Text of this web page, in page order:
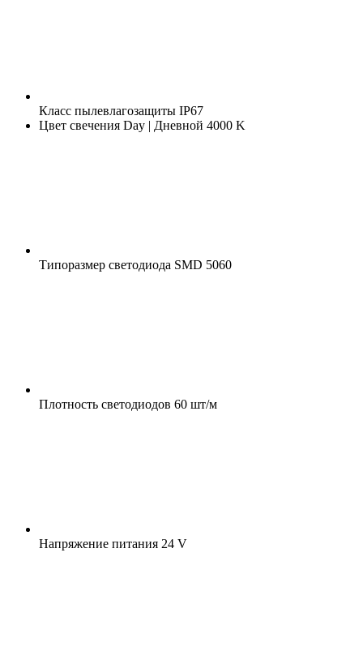
Класс пылевлагозащиты IP67
Цвет свечения Day | Дневной 4000 K
Типоразмер светодиода SMD 5060
Плотность светодиодов 60 шт/м
Напряжение питания 24 V